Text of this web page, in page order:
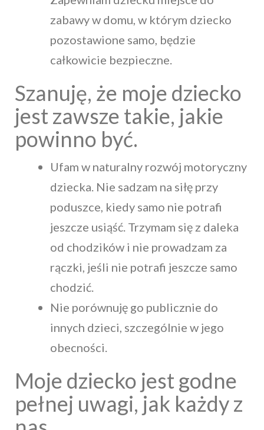
zabawy w domu, w którym dziecko
pozostawione samo, będzie
całkowicie bezpieczne.
Szanuję, że moje dziecko
jest zawsze takie, jakie
powinno być.
Ufam w naturalny rozwój motoryczny
dziecka. Nie sadzam na siłę przy
poduszce, kiedy samo nie potrafi
jeszcze usiąść. Trzymam się z daleka
od chodzików i nie prowadzam za
rączki, jeśli nie potrafi jeszcze samo
chodzić.
Nie porównuję go publicznie do
innych dzieci, szczególnie w jego
obecności.
Moje dziecko jest godne
pełnej uwagi, jak każdy z